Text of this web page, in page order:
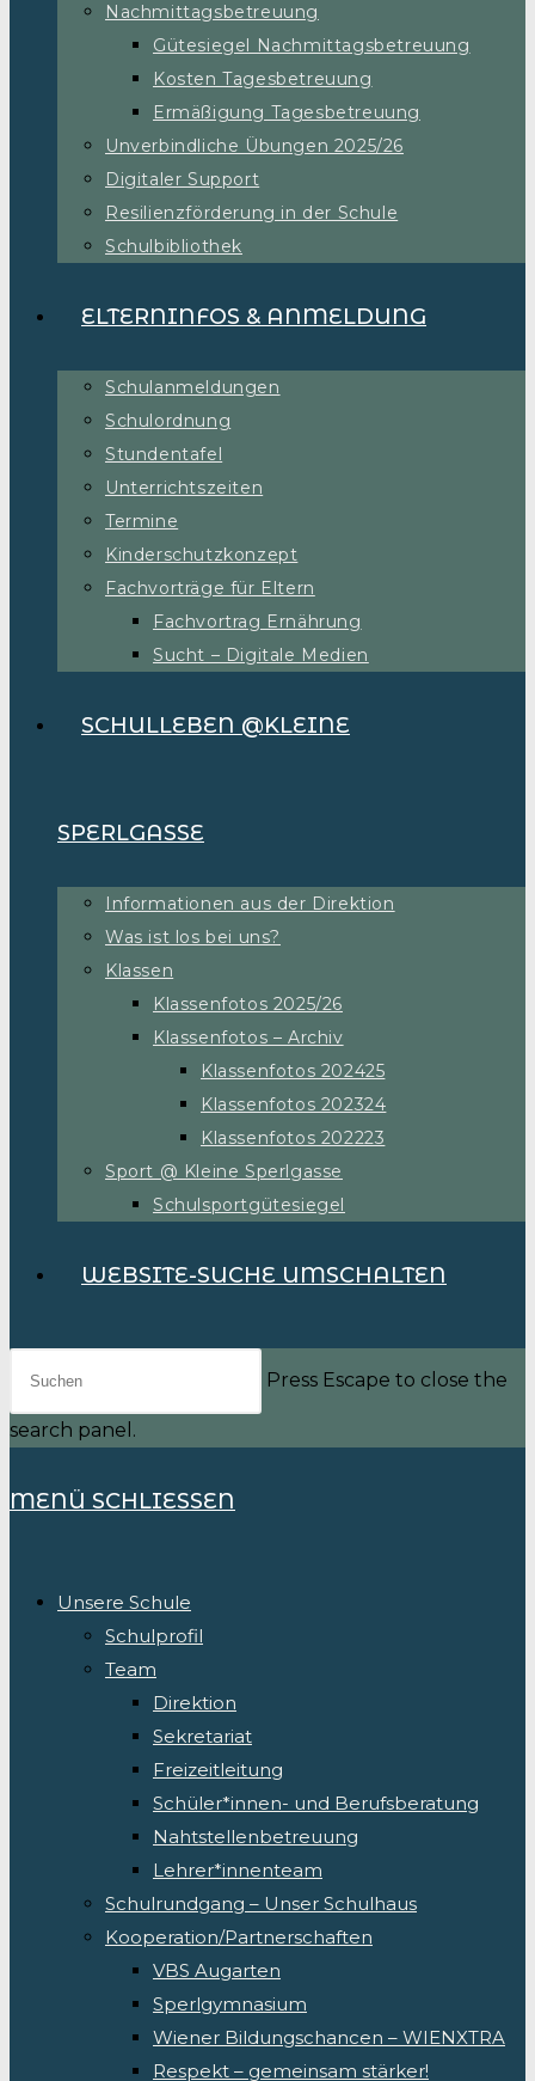
Nachmittagsbetreuung
Gütesiegel Nachmittagsbetreuung
Kosten Tagesbetreuung
Ermäßigung Tagesbetreuung
Unverbindliche Übungen 2025/26
Digitaler Support
Resilienzförderung in der Schule
Schulbibliothek
ELTERNINFOS & ANMELDUNG
Schulanmeldungen
Schulordnung
Stundentafel
Unterrichtszeiten
Termine
Kinderschutzkonzept
Fachvorträge für Eltern
Fachvortrag Ernährung
Sucht – Digitale Medien
SCHULLEBEN @KLEINE
SPERLGASSE
Informationen aus der Direktion
Was ist los bei uns?
Klassen
Klassenfotos 2025/26
Klassenfotos – Archiv
Klassenfotos 202425
Klassenfotos 202324
Klassenfotos 202223
Sport @ Kleine Sperlgasse
Schulsportgütesiegel
WEBSITE-SUCHE UMSCHALTEN
Press Escape to close the
search panel.
MENÜ SCHLIESSEN
Unsere Schule
Schulprofil
Team
Direktion
Sekretariat
Freizeitleitung
Schüler*innen- und Berufsberatung
Nahtstellenbetreuung
Lehrer*innenteam
Schulrundgang – Unser Schulhaus
Kooperation/Partnerschaften
VBS Augarten
Sperlgymnasium
Wiener Bildungschancen – WIENXTRA
Respekt – gemeinsam stärker!